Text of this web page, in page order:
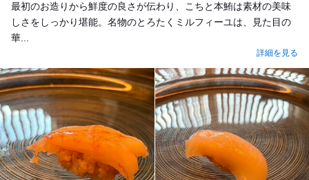
最初のお造りから鮮度の良さが伝わり、こちと本鮪は素材の美味
しさをしっかり堪能。名物のとろたくミルフィーユは、見た目の
華...
詳細を見る